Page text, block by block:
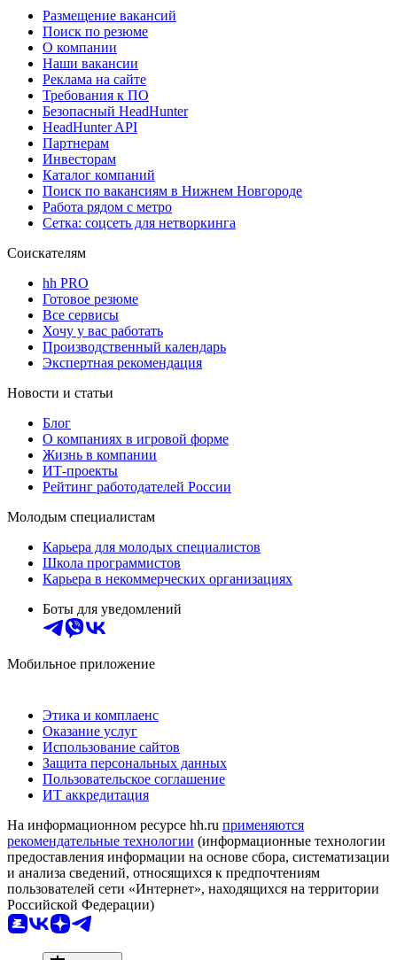
Размещение вакансий
Поиск по резюме
О компании
Наши вакансии
Реклама на сайте
Требования к ПО
Безопасный HeadHunter
HeadHunter API
Партнерам
Инвесторам
Каталог компаний
Поиск по вакансиям в Нижнем Новгороде
Работа рядом с метро
Сетка: соцсеть для нетворкинга
Соискателям
hh PRO
Готовое резюме
Все сервисы
Хочу у вас работать
Производственный календарь
Экспертная рекомендация
Новости и статьи
Блог
О компаниях в игровой форме
Жизнь в компании
ИТ-проекты
Рейтинг работодателей России
Молодым специалистам
Карьера для молодых специалистов
Школа программистов
Карьера в некоммерческих организациях
Боты для уведомлений
Мобильное приложение
Этика и комплаенс
Оказание услуг
Использование сайтов
Защита персональных данных
Пользовательское соглашение
ИТ аккредитация
На информационном ресурсе hh.ru применяются
рекомендательные технологии (информационные технологии
предоставления информации на основе сбора, систематизации
и анализа сведений, относящихся к предпочтениям
пользователей сети «Интернет», находящихся на территории
Российской Федерации)